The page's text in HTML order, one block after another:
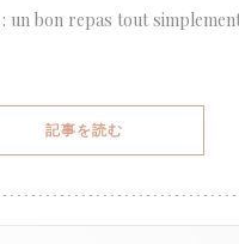
un bon repas tout
記事を読む